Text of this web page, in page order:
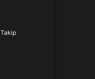
Takip